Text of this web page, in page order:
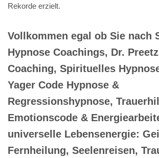
Rekorde erzielt.
Vollkommen egal ob Sie nach
Hypnose Coachings, Dr.
Coaching, Spirituelles
Yager Code Hypnose &
Regressionshypnose,
Emotionscode &
universelle Lebensenergie:
Fernheilung, Seelenreisen,